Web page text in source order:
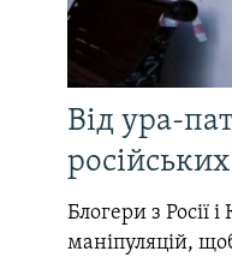
Від ура-
Блогери з Росії
маніпуляцій,